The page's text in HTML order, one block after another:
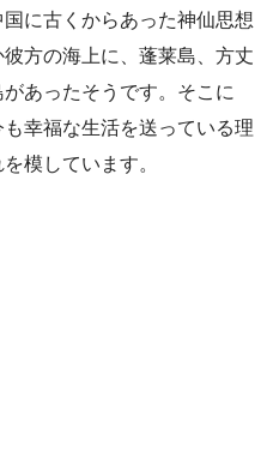
に古くからあった神仙思想
方の海上に、蓬莱島、方丈
あったそうです。そこに
幸福な生活を送っている理
模しています。